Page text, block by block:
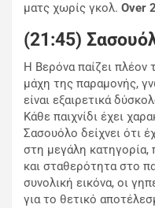
ματς χωρίς γκολ. Οver
(21:45)
Η Βερόνα παίζει πλέον
μάχη της παραμονής,
είναι εξαιρετικά
Κάθε παιχνίδι έχει
Σασουόλο δείχνει ότι
στη μεγάλη κατηγορία,
και σταθερότητα στο
συνολική εικόνα, οι
για το θετικό